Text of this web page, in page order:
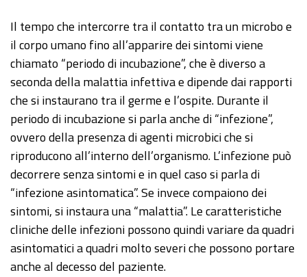
Il tempo che intercorre tra il contatto tra un microbo e
il corpo umano fino all’apparire dei sintomi viene
chiamato “periodo di incubazione”, che è diverso a
seconda della malattia infettiva e dipende dai rapporti
che si instaurano tra il germe e l’ospite. Durante il
periodo di incubazione si parla anche di “infezione”,
ovvero della presenza di agenti microbici che si
riproducono all’interno dell’organismo. L’infezione può
decorrere senza sintomi e in quel caso si parla di
“infezione asintomatica”. Se invece compaiono dei
sintomi, si instaura una “malattia”. Le caratteristiche
cliniche delle infezioni possono quindi variare da quadri
asintomatici a quadri molto severi che possono portare
anche al decesso del paziente.